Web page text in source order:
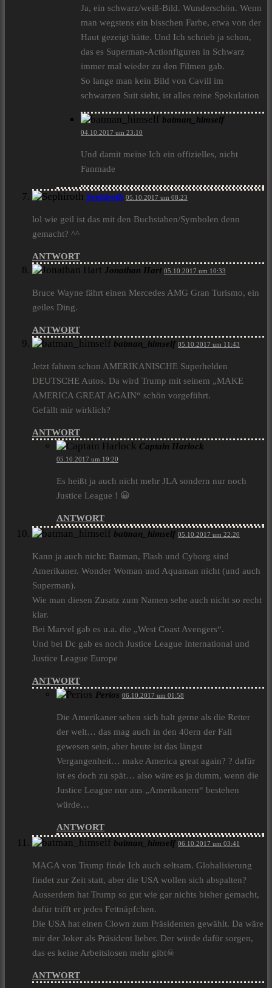
Ja, ein schwarz/weiß-Bild. Wunderschön. Wenn
man wegstens ein bisschen Farbe, etwa von der
Haut gezeigt hätte. Und Ich schrieb ja schon,
das es Superman-Actionfiguren in Schwarz
immer mal wieder zu den Filmen gab.
So lange man kein Bild von Cavill im
schwarzen Suit sieht, ist alles reine Spekulation
batman_himself
04.10.2017 um 23:10
Und damit meine Ich ein offizielles, nicht
Fanmade
Sephiroth 05.10.2017 um 08:23
lol wie geil ist das mit den Buchstaben/Symbolen denn
gemacht? ^^
ANTWORT
Jonathan Hart 05.10.2017 um 10:33
Bruce Wayne fährt einen Mercedes AMG Gran Turismo, ein
geiles Ding.
ANTWORT
batman_himself 05.10.2017 um 11:43
Jetzt fahren schon AMERIKANISCHE Superhelden
DEUTSCHE Autos. Da wird Trump mit seinem „MAKE
AMERICA GREAT AGAIN“ schön vorgeführt.
Gefällt mir wirklich?
ANTWORT
Captain Harlock
05.10.2017 um 19:20
Es heißt ja auch nicht mehr JLA sondern nur noch
Justice League ! 😀
ANTWORT
batman_himself 05.10.2017 um 22:20
Kann ja auch nicht: Batman, Flash und Cyborg sind
Amerikaner. Wonder Woman und Aquaman nicht (und auch
Superman).
Wie man diesen Zusatz zum Namen sehe auch nicht so recht
klar.
Bei Marvel gab es u.a. die „West Coast Avengers“.
Und bei Dc gab es noch Justice League International und
Justice League Europe
ANTWORT
Perios 06.10.2017 um 01:58
Die Amerikaner sehen sich halt gerne als die Retter
der welt… das mag auch in den 40ern der Fall
gewesen sein, aber heute ist das längst
Vergangenheit… make America great again? ? dafür
ist es doch zu spät… also wäre es ja dumm, wenn die
Justice League nur aus „Amerikanern“ bestehen
würde…
ANTWORT
batman_himself 06.10.2017 um 03:41
MAGA von Trump finde Ich auch seltsam. Globalisierung
findet zur Zeit statt, aber die USA wollen sich abspalten?
Ausserdem hat Trump so gut wie gar nichts bisher gemacht,
dafür trifft er jedes Fettnäpfchen.
Die USA hat einen Clown zum Präsidenten gewählt. Da wäre
mir der Joker als Präsident lieber. Der würde dafür sorgen,
das es keine Arbeitslosen mehr gibt☠
ANTWORT